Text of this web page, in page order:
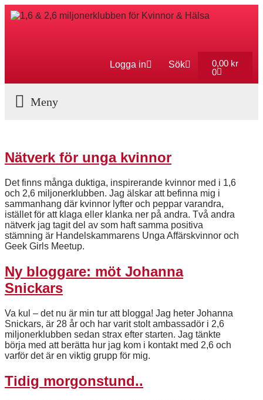
Logga in Sök 0,00 kr
0
Nätverk för unga kvinnor
Det finns många duktiga, inspirerande kvinnor med i 1,6
och 2,6 miljonerklubben. Jag älskar att befinna mig i
sammanhang där kvinnor lyfter och peppar varandra,
istället för att klaga eller klanka ner på andra. Två andra
nätverk jag tagit del av som haft samma positiva
stämning är Handelskammarens Unga Affärskvinnor och
Geek Girls Meetup.
Ny bloggare: möt Johanna
Snickars
Va kul – det nu är min tur att blogga! Jag heter Johanna
Snickars, är 28 år och har varit stolt ambassadör i 2,6
miljonerklubben sedan strax efter starten. Jag tänkte
börja med att berätta hur jag kom i kontakt med 2,6 och
varför det är en viktig grupp för mig.
Tidig morgonstund..